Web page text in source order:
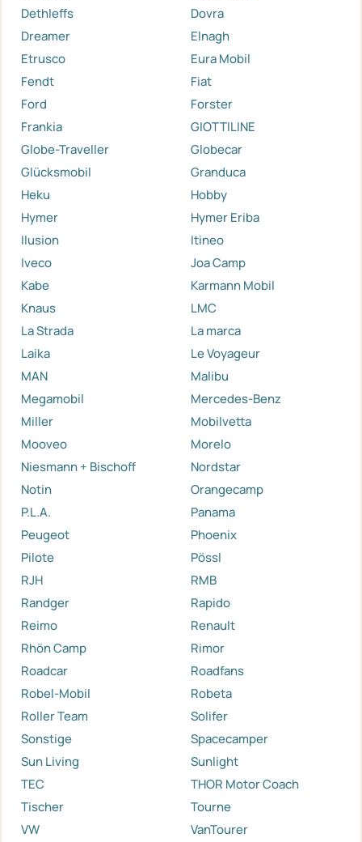
Dethleffs
Dovra
Dreamer
Elnagh
Etrusco
Eura Mobil
Fendt
Fiat
Ford
Forster
Frankia
GIOTTILINE
Globe-Traveller
Globecar
Glücksmobil
Granduca
Heku
Hobby
Hymer
Hymer Eriba
Ilusion
Itineo
Iveco
Joa Camp
Kabe
Karmann Mobil
Knaus
LMC
La Strada
La marca
Laika
Le Voyageur
MAN
Malibu
Megamobil
Mercedes-Benz
Miller
Mobilvetta
Mooveo
Morelo
Niesmann + Bischoff
Nordstar
Notin
Orangecamp
P.L.A.
Panama
Peugeot
Phoenix
Pilote
Pössl
RJH
RMB
Randger
Rapido
Reimo
Renault
Rhön Camp
Rimor
Roadcar
Roadfans
Robel-Mobil
Robeta
Roller Team
Solifer
Sonstige
Spacecamper
Sun Living
Sunlight
TEC
THOR Motor Coach
Tischer
Tourne
VW
VanTourer